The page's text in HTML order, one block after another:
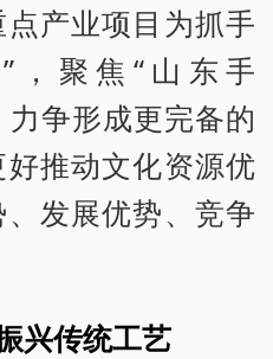
产业项目为抓手
，聚焦“山东手
力争形成更完备的
推动文化资源优
发展优势、竞争
兴传统工艺